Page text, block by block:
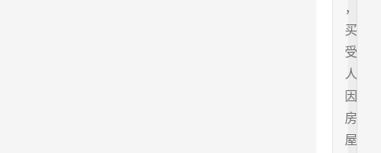
，
买
受
人
因
房
屋